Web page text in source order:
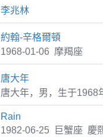
李兆林
約翰-辛格爾頓
1968-01-06 摩羯座
唐大年
唐大年，男，生于1968
Rain
1982-06-25 巨蟹座 慶